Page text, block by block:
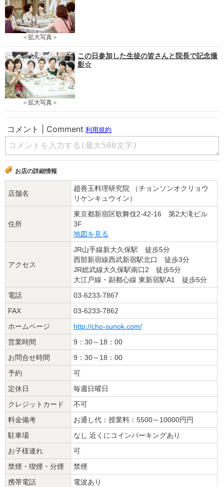
＜拡大写真＞
＜拡大写真＞
この日参加した生徒の皆さんと院長で記念撮
影☆
お店の詳細情報
店舗名
趙善玉料理研究院 （チョンソンオクリョウ
リケンキュウイン）
住所
東京都新宿区歌舞伎2-42-16 第2大滝ビル
3F
地図を見る
アクセス
JR山手線新大久保駅 徒歩5分
西部新宿線西武新宿駅北口 徒歩3分
JR総武線大久保駅南口2 徒歩5分
大江戸線・副都心線 東新宿駅A1 徒歩5分
電話
03-6233-7867
FAX
03-6233-7862
ホームページ
http://cho-sunok.com/
営業時間
9：30～18：00
お問合せ時間
9：30～18：00
予約
可
定休日
毎週日曜日
クレジットカード
不可
料金備考
お通し代：授業料：5500～10000円円
駐車場
なし 近くにコインパーキングあり
お子様連れ
可
禁煙・喫煙・分煙
禁煙
携帯電話
電波あり